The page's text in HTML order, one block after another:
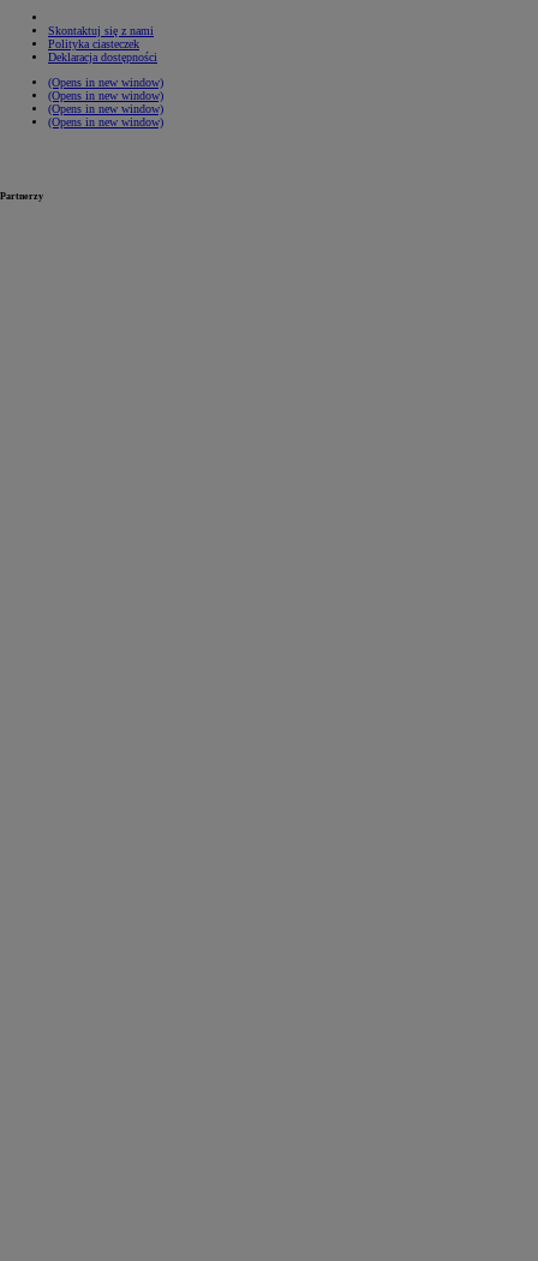
Skontaktuj się z nami
Polityka ciasteczek
Deklaracja dostępności
(Opens in new window)
(Opens in new window)
(Opens in new window)
(Opens in new window)
Partnerzy